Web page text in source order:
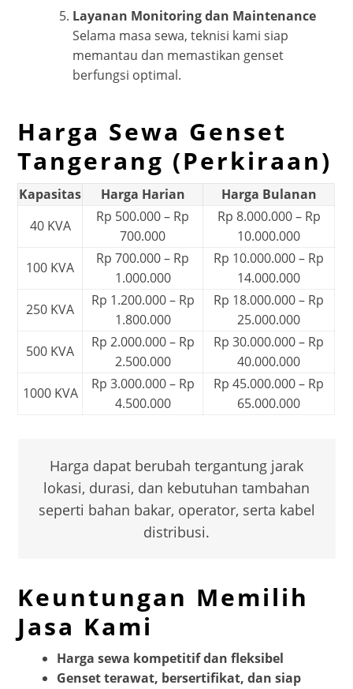
Layanan Monitoring dan Maintenance
Selama masa sewa, teknisi kami siap
memantau dan memastikan genset
berfungsi optimal.
Harga Sewa Genset
Tangerang (Perkiraan)
Kapasitas Harga Harian
Harga Bulanan
40 KVA
Rp 500.000 – Rp
700.000
Rp 8.000.000 – Rp
10.000.000
100 KVA
Rp 700.000 – Rp
1.000.000
Rp 10.000.000 – Rp
14.000.000
250 KVA
Rp 1.200.000 – Rp
1.800.000
Rp 18.000.000 – Rp
25.000.000
500 KVA
Rp 2.000.000 – Rp
2.500.000
Rp 30.000.000 – Rp
40.000.000
1000 KVA
Rp 3.000.000 – Rp
4.500.000
Rp 45.000.000 – Rp
65.000.000
Harga dapat berubah tergantung jarak
lokasi, durasi, dan kebutuhan tambahan
seperti bahan bakar, operator, serta kabel
distribusi.
Keuntungan Memilih
Jasa Kami
Harga sewa kompetitif dan fleksibel
Genset terawat, bersertifikat, dan siap